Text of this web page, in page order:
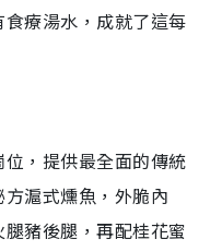
療湯水，成就了這每
，提供最全面的傳統
滬式燻魚，外脆內
豬後腿，再配桂花蜜